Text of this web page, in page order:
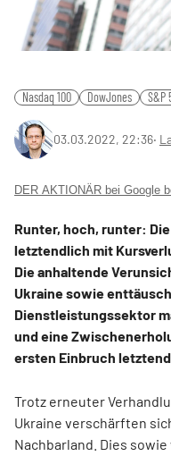
Nasdaq 100 DowJones S&P
03.03.2022, 22:36‧
DER AKTIONÄR bei Google
Runter, hoch, runter:
letztendlich mit
Die anhaltende
Ukraine sowie
Dienstleistungssektor
und eine
ersten Einbruch
Trotz erneuter
Ukraine verschärften
Nachbarland. Dies